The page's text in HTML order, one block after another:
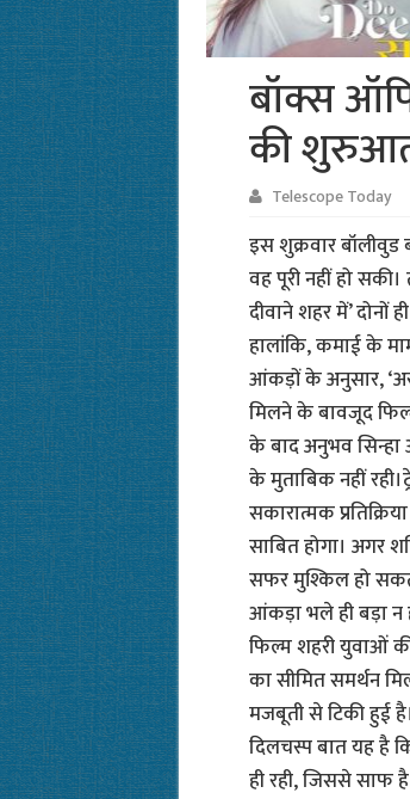
बॉक्स
की
Telescope Today
इस शुक्रवार बॉलीवुड
वह पूरी नहीं हो
दीवाने शहर में’
हालांकि, कमाई के
आंकड़ों के अनुसार,
मिलने के बावजूद
के बाद अनुभव सिन्हा
के मुताबिक नहीं
सकारात्मक
साबित होगा। अगर
सफर मुश्किल हो
आंकड़ा भले ही बड़ा न
फिल्म शहरी युवाओं
का सीमित समर्थन
मजबूती से टिकी हुई
दिलचस्प बात यह है
ही रही, जिससे साफ